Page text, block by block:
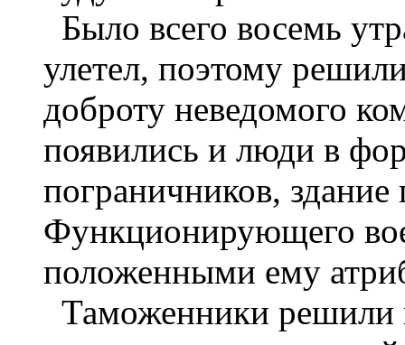
Было всего восемь
улетел, поэтому
доброту неведомого
появились и люди в
пограничников,
Функционирующего
положенными ему
Таможенники решили